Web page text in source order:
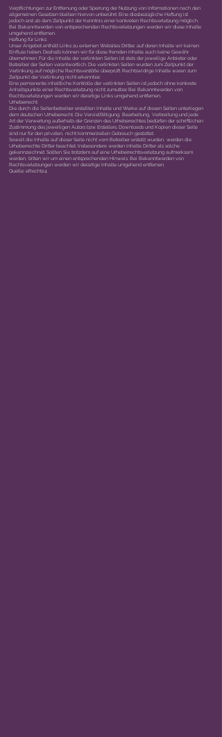
Verpflichtungen zur Entfernung oder Sperrung der Nutzung von Informationen nach den
allgemeinen Gesetzen bleiben hiervon unberührt. Eine diesbezügliche Haftung ist
jedoch erst ab dem Zeitpunkt der Kenntnis einer konkreten Rechtsverletzung möglich.
Bei Bekanntwerden von entsprechenden Rechtsverletzungen werden wir diese Inhalte
umgehend entfernen.
Haftung für Links
Unser Angebot enthält Links zu externen Websites Dritter, auf deren Inhalte wir keinen
Einfluss haben. Deshalb können wir für diese fremden Inhalte auch keine Gewähr
übernehmen. Für die Inhalte der verlinkten Seiten ist stets der jeweilige Anbieter oder
Betreiber der Seiten verantwortlich. Die verlinkten Seiten wurden zum Zeitpunkt der
Verlinkung auf mögliche Rechtsverstöße überprüft. Rechtswidrige Inhalte waren zum
Zeitpunkt der Verlinkung nicht erkennbar.
Eine permanente inhaltliche Kontrolle der verlinkten Seiten ist jedoch ohne konkrete
Anhaltspunkte einer Rechtsverletzung nicht zumutbar. Bei Bekanntwerden von
Rechtsverletzungen werden wir derartige Links umgehend entfernen.
Urheberrecht
Die durch die Seitenbetreiber erstellten Inhalte und Werke auf diesen Seiten unterliegen
dem deutschen Urheberrecht. Die Vervielfältigung, Bearbeitung, Verbreitung und jede
Art der Verwertung außerhalb der Grenzen des Urheberrechtes bedürfen der schriftlichen
Zustimmung des jeweiligen Autors bzw. Erstellers. Downloads und Kopien dieser Seite
sind nur für den privaten, nicht kommerziellen Gebrauch gestattet.
Soweit die Inhalte auf dieser Seite nicht vom Betreiber erstellt wurden, werden die
Urheberrechte Dritter beachtet. Insbesondere werden Inhalte Dritter als solche
gekennzeichnet. Sollten Sie trotzdem auf eine Urheberrechtsverletzung aufmerksam
werden, bitten wir um einen entsprechenden Hinweis. Bei Bekanntwerden von
Rechtsverletzungen werden wir derartige Inhalte umgehend entfernen.
Quelle: eRecht24